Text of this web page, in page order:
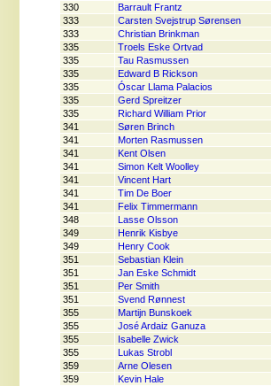
330
Barrault Frantz
333
Carsten Svejstrup Sørensen
333
Christian Brinkman
335
Troels Eske Ortvad
335
Tau Rasmussen
335
Edward B Rickson
335
Óscar Llama Palacios
335
Gerd Spreitzer
335
Richard William Prior
341
Søren Brinch
341
Morten Rasmussen
341
Kent Olsen
341
Simon Kelt Woolley
341
Vincent Hart
341
Tim De Boer
341
Felix Timmermann
348
Lasse Olsson
349
Henrik Kisbye
349
Henry Cook
351
Sebastian Klein
351
Jan Eske Schmidt
351
Per Smith
351
Svend Rønnest
355
Martijn Bunskoek
355
José Ardaiz Ganuza
355
Isabelle Zwick
355
Lukas Strobl
359
Arne Olesen
359
Kevin Hale